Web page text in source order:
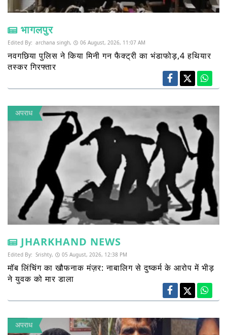
भागलपुर
Edited By: archana singh, 06 August, 2026, 11:07 AM
नवगछिया पुलिस ने किया मिनी गन फैक्ट्री का भंडाफोड़,4 हथियार
तस्कर गिरफ्तार
अपराध
JHARKHAND NEWS
Edited By: Srishty, 05 August, 2026, 12:38 PM
मॉब लिंचिंग का खौफनाक मंज़र: नाबालिग से दुष्कर्म के आरोप में भीड़
ने युवक को मार डाला
अपराध